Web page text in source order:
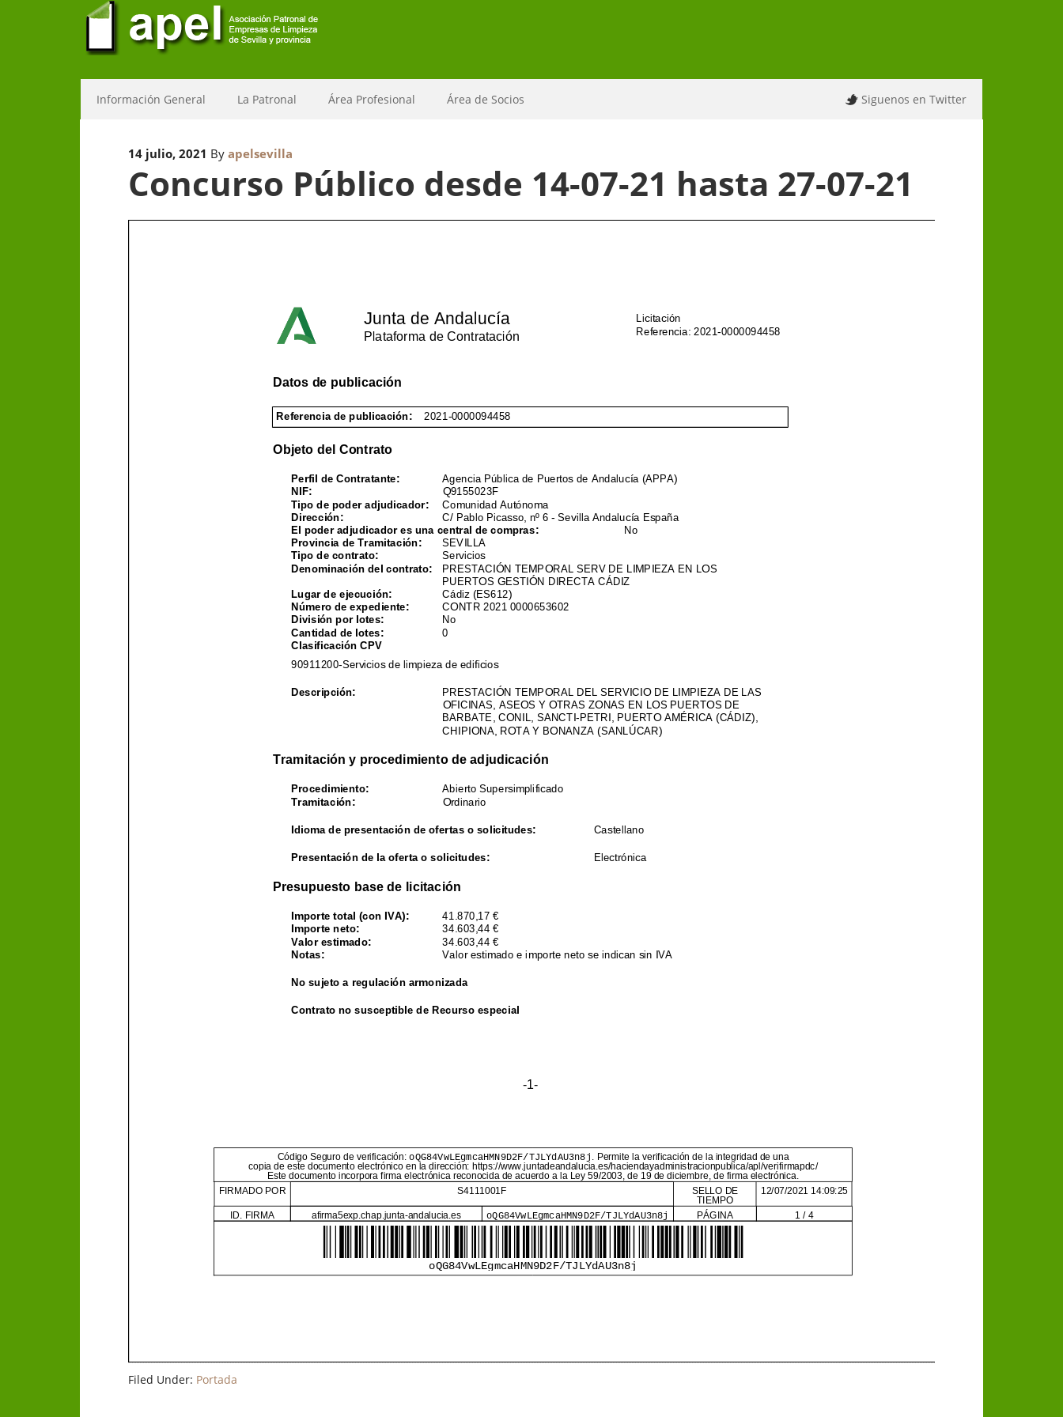
Información General La Patronal Área Profesional Área de Socios Siguenos en Twitter
14 julio, 2021 By apelsevilla
Concurso Público desde 14-07-21 hasta 27-07-21
Filed Under: Portada